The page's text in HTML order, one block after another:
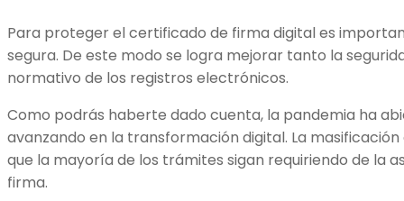
Para proteger el certificado de firma digital es
segura. De este modo se logra mejorar tanto la
normativo de los registros electrónicos.
Como podrás haberte dado cuenta, la pandemia ha
avanzando en la transformación digital. La
que la mayoría de los trámites sigan requiriendo de la
firma.